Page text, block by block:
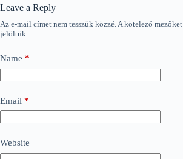
Leave a Reply
Az e-mail címet nem tesszük közzé.A kötelező mezőket
jelöltük
Name *
Email *
Website